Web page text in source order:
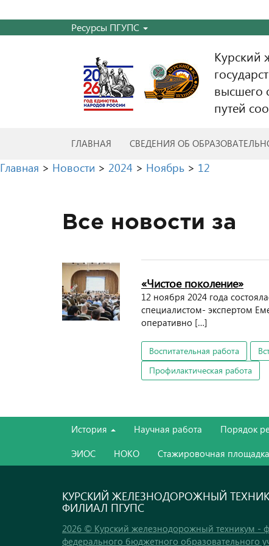
Ресурсы ПГУПС
Курский
высшего
путей
ГЛАВНАЯ СВЕДЕНИЯ ОБ
Главная > Новости > 2024 > Ноябрь > 12
Все новости за
«Чистое поколение»
12 ноября 2024 года
специалистом- экспертом
оперативно […]
Воспитательная работа
Профилактическая работа
История Научная работа Порядок
ЭИОС
НОКО Стажировочная
КУРСКИЙ ЖЕЛЕЗНОДОРОЖНЫЙ
ФИЛИАЛ ПГУПС
2026 © Курский железнодорожный техникум -
федерального бюджетного образовательного